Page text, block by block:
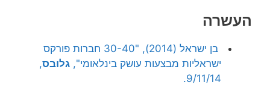
העשרה
בן ישראל (2014), "30-40 חברות פורקס
ישראליות מבצעות עושק בינלאומי", גלובס,
9/11/14.